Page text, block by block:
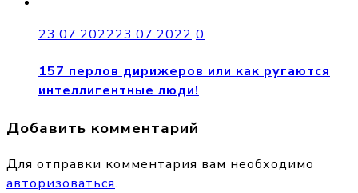
23.07.202223.07.2022 0
157 перлов дирижеров или как ругаются
интеллигентные люди!
Добавить комментарий
Для отправки комментария вам необходимо
авторизоваться.